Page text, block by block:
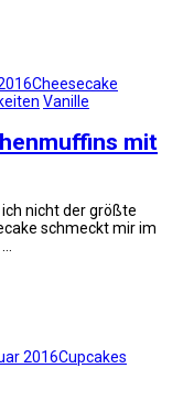
Cheesecake
Vanille
mit
nicht der größte
schmeckt mir im
2016Cupcakes